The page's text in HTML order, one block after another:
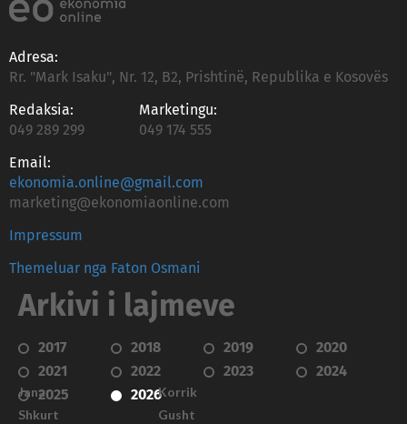
Adresa:
Rr. "Mark Isaku", Nr. 12, B2, Prishtinë, Republika e Kosovës
Redaksia:
049 289 299
Marketingu:
049 174 555
Email:
ekonomia.online@gmail.com
marketing@ekonomiaonline.com
Impressum
Themeluar nga Faton Osmani
Arkivi i lajmeve
2017 2018 2019
2020
2021
2022 2023
2024
2025
2026
Janar
Shkurt
Korrik
Gusht